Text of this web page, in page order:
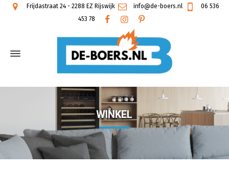
Frijdastraat 24 - 2288 EZ Rijswijk info@de-boers.nl
06 536
453 78
WINKEL